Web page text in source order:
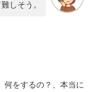
しそう。
何をするの？、本当に